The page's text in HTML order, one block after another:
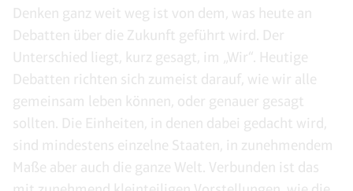
Denken ganz weit weg ist von dem, was heute an
Debatten über die Zukunft geführt wird. Der
Unterschied liegt, kurz gesagt, im „Wir“. Heutige
Debatten richten sich zumeist darauf, wie wir alle
gemeinsam leben können, oder genauer gesagt
sollten. Die Einheiten, in denen dabei gedacht wird,
sind mindestens einzelne Staaten, in zunehmendem
Maße aber auch die ganze Welt. Verbunden ist das